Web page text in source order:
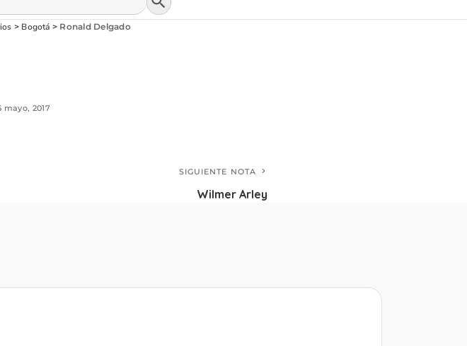
> Bogotá > Ronald Delgado
mayo, 2017
SIGUIENTE NOTA
Wilmer Arley